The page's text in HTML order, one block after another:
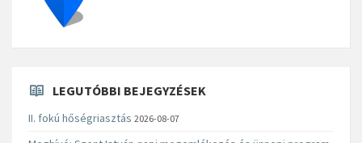
LEGUTÓBBI BEJEGYZÉSEK
II. fokú hőségriasztás 2026-08-07